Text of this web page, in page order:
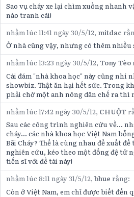
Sao vụ cháy xe lại chìm xuồng nhanh
nào tranh cãi!
nhằm lúc 11:41 ngày 30/5/12, mitdac
Ở nhà cũng vậy, nhưng có thêm nhiều
nhằm lúc 13:23 ngày 30/5/12,Tony Tèo
Cái đám "nhà khoa học" này cũng nhí
showbiz. Thật ăn hại hết sức. Trong
phải chờ một anh nông dân chế ra thì
nhằm lúc 17:42 ngày 30/5/12, CHUỘT
Sau các công trình nghiên cứu về...
cháy... các nhà khoa học Việt Nam
Bãi Cháy? Thế là cùng nhau đề xuất
nghiên cứu, kéo theo một đống đệ tử
tiến sĩ với đề tài này!
nhằm lúc 8:11 ngày 31/5/12,bhue rằng:
Còn ở Việt Nam, em chỉ được biết đến